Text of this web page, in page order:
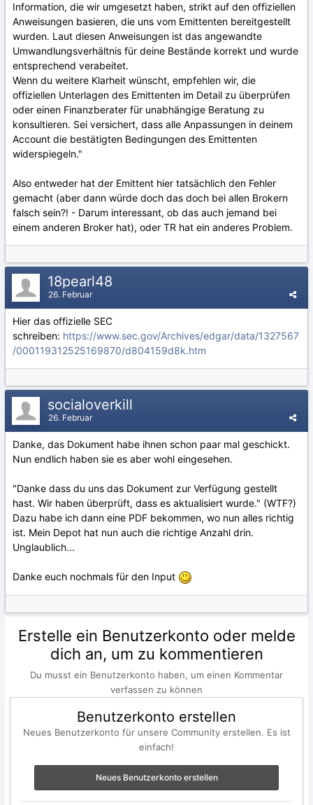
Information, die wir umgesetzt haben, strikt auf den offiziellen
Anweisungen basieren, die uns vom Emittenten bereitgestellt
wurden. Laut diesen Anweisungen ist das angewandte
Umwandlungsverhältnis für deine Bestände korrekt und wurde
entsprechend verabeitet.
Wenn du weitere Klarheit wünscht, empfehlen wir, die
offiziellen Unterlagen des Emittenten im Detail zu überprüfen
oder einen Finanzberater für unabhängige Beratung zu
konsultieren. Sei versichert, dass alle Anpassungen in deinem
Account die bestätigten Bedingungen des Emittenten
widerspiegeln."
Also entweder hat der Emittent hier tatsächlich den Fehler
gemacht (aber dann würde doch das doch bei allen Brokern
falsch sein?! - Darum interessant, ob das auch jemand bei
einem anderen Broker hat), oder TR hat ein anderes Problem.
18pearl48
26. Februar
Hier das offizielle SEC
schreiben: https://www.sec.gov/Archives/edgar/data/1327567
/000119312525169870/d804159d8k.htm
socialoverkill
26. Februar
Danke, das Dokument habe ihnen schon paar mal geschickt.
Nun endlich haben sie es aber wohl eingesehen.
"Danke dass du uns das Dokument zur Verfügung gestellt
hast. Wir haben überprüft, dass es aktualisiert wurde." (WTF?)
Dazu habe ich dann eine PDF bekommen, wo nun alles richtig
ist. Mein Depot hat nun auch die richtige Anzahl drin.
Unglaublich...
Danke euch nochmals für den Input
Erstelle ein Benutzerkonto oder melde
dich an, um zu kommentieren
Du musst ein Benutzerkonto haben, um einen Kommentar
verfassen zu können
Benutzerkonto erstellen
Neues Benutzerkonto für unsere Community erstellen. Es ist
einfach!
Neues Benutzerkonto erstellen